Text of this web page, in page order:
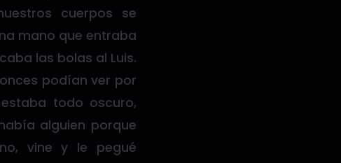
cuerpos se
mano que entraba
las bolas al Luis.
podían ver por
todo oscuro,
alguien porque
vine y le pegué